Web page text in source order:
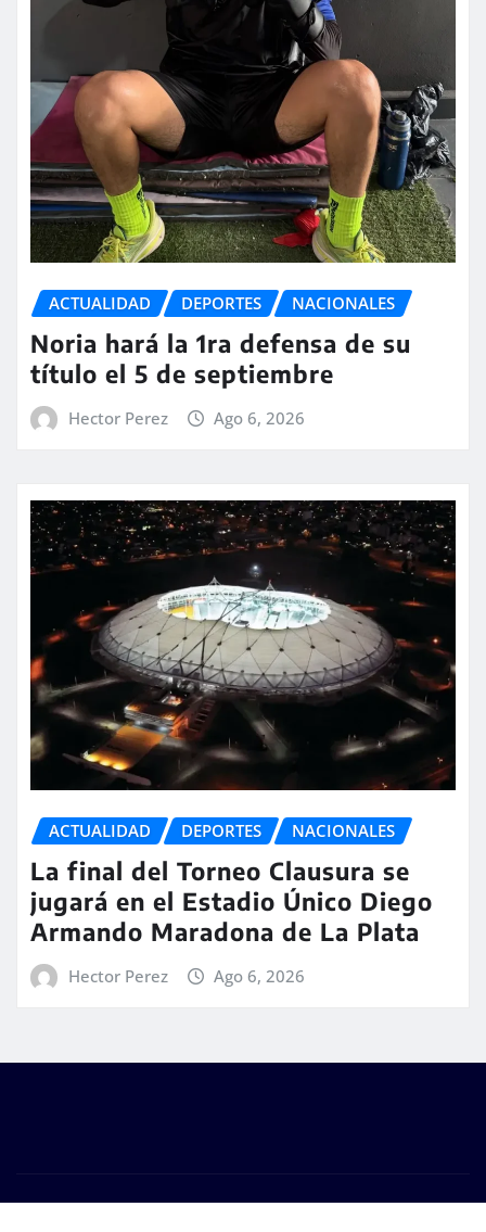
ACTUALIDAD DEPORTES NACIONALES
Noria hará la 1ra defensa de su
título el 5 de septiembre
Hector Perez Ago 6, 2026
ACTUALIDAD DEPORTES NACIONALES
La final del Torneo Clausura se
jugará en el Estadio Único Diego
Armando Maradona de La Plata
Hector Perez Ago 6, 2026